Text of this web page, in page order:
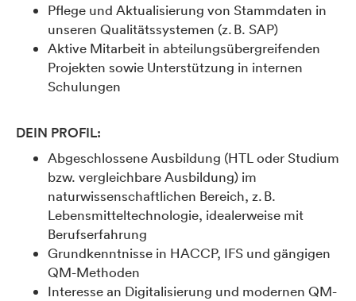
Pflege und Aktualisierung von Stammdaten in
unseren Qualitätssystemen (z. B. SAP)
Aktive Mitarbeit in abteilungsübergreifenden
Projekten sowie Unterstützung in internen
Schulungen
DEIN PROFIL:
Abgeschlossene Ausbildung (HTL oder Studium
bzw. vergleichbare Ausbildung) im
naturwissenschaftlichen Bereich, z. B.
Lebensmitteltechnologie, idealerweise mit
Berufserfahrung
Grundkenntnisse in HACCP, IFS und gängigen
QM-Methoden
Interesse an Digitalisierung und modernen QM-